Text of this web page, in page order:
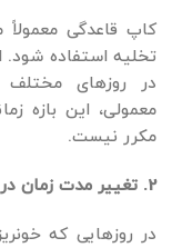
کاپ قاعدگی معمولاً
تخلیه استفاده شود.
در روزهای مختلف
معمولی، این بازه
مکرر نیست.
2. تغییر مدت زمان در روزهای با خونریزی شدید
در روزهایی که